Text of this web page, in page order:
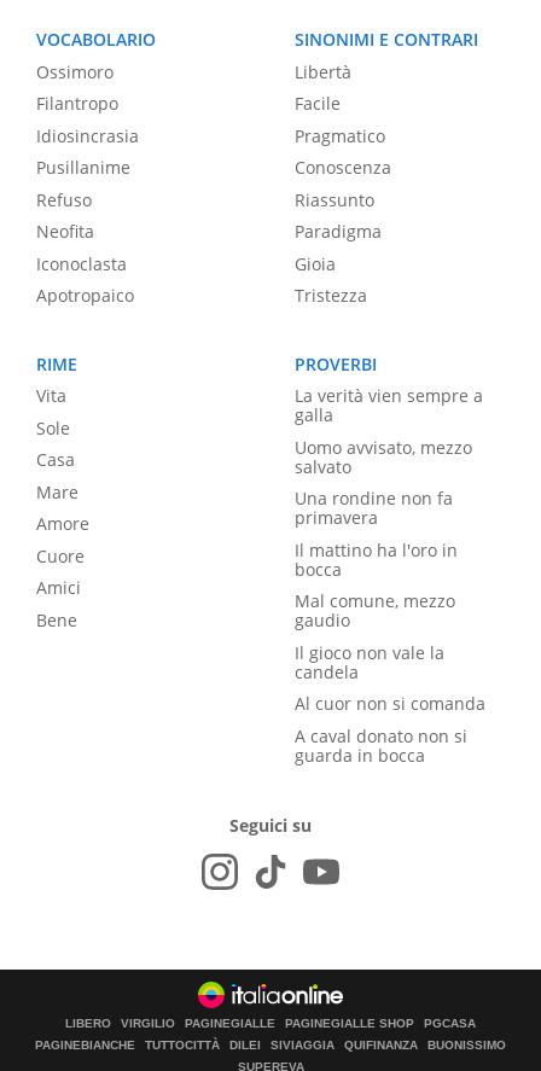
VOCABOLARIO
Ossimoro
Filantropo
Idiosincrasia
Pusillanime
Refuso
Neofita
Iconoclasta
Apotropaico
SINONIMI E CONTRARI
Libertà
Facile
Pragmatico
Conoscenza
Riassunto
Paradigma
Gioia
Tristezza
RIME
Vita
Sole
Casa
Mare
Amore
Cuore
Amici
Bene
PROVERBI
La verità vien sempre a
galla
Uomo avvisato, mezzo
salvato
Una rondine non fa
primavera
Il mattino ha l'oro in
bocca
Mal comune, mezzo
gaudio
Il gioco non vale la
candela
Al cuor non si comanda
A caval donato non si
guarda in bocca
Seguici su
LIBERO VIRGILIO PAGINEGIALLE PAGINEGIALLE SHOP
PGCASA
PAGINEBIANCHE
TUTTOCITTÀ DILEI SIVIAGGIA QUIFINANZA
BUONISSIMO
SUPEREVA